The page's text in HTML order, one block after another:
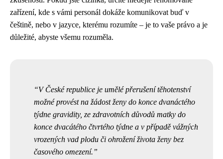
zařízení, kde s vámi personál dokáže komunikovat buď v
češtině, nebo v jazyce, kterému rozumíte – je to vaše právo a je
důležité, abyste všemu rozuměla.
V České republice je umělé přerušení těhotenství
možné provést na žádost ženy do konce dvanáctého
týdne gravidity, ze zdravotních důvodů matky do
konce dvacátého čtvrtého týdne a v případě vážných
vrozených vad plodu či ohrožení života ženy bez
časového omezení.